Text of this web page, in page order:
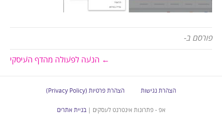
פורסם ב-
← הנעה לפעולה מהדף העיסקי
הצהרת נגישות הצהרת פרטיות (Privacy Policy)
אפ - פתרונות אינטרנט לעסקים |בניית אתרים